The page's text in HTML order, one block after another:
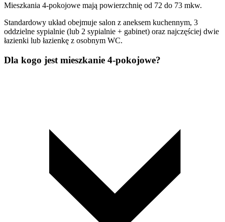
Mieszkania 4-pokojowe mają powierzchnię od 72 do 73 mkw.
Standardowy układ obejmuje salon z aneksem kuchennym, 3
oddzielne sypialnie (lub 2 sypialnie + gabinet) oraz najczęściej dwie
łazienki lub łazienkę z osobnym WC.
Dla kogo jest mieszkanie 4-pokojowe?